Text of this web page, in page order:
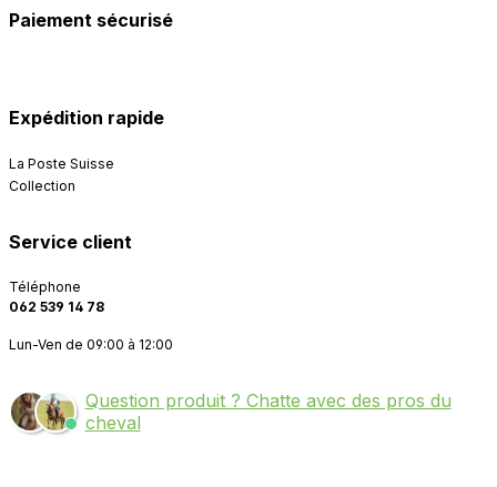
Paiement sécurisé
Expédition rapide
La Poste Suisse
Collection
Service client
Téléphone
062 539 14 78
Lun-Ven de 09:00 à 12:00
Question produit ? Chatte avec des pros du
cheval